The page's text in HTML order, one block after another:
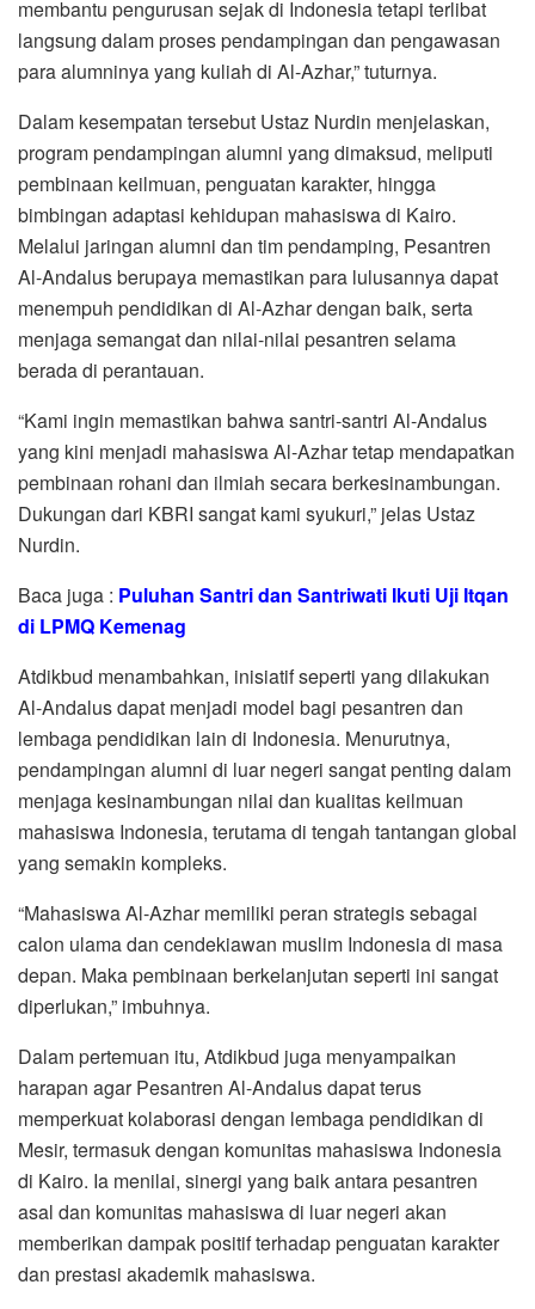
membantu pengurusan sejak di Indonesia tetapi terlibat
langsung dalam proses pendampingan dan pengawasan
para alumninya yang kuliah di Al-Azhar,” tuturnya.
Dalam kesempatan tersebut Ustaz Nurdin menjelaskan,
program pendampingan alumni yang dimaksud, meliputi
pembinaan keilmuan, penguatan karakter, hingga
bimbingan adaptasi kehidupan mahasiswa di Kairo.
Melalui jaringan alumni dan tim pendamping, Pesantren
Al-Andalus berupaya memastikan para lulusannya dapat
menempuh pendidikan di Al-Azhar dengan baik, serta
menjaga semangat dan nilai-nilai pesantren selama
berada di perantauan.
“Kami ingin memastikan bahwa santri-santri Al-Andalus
yang kini menjadi mahasiswa Al-Azhar tetap mendapatkan
pembinaan rohani dan ilmiah secara berkesinambungan.
Dukungan dari KBRI sangat kami syukuri,” jelas Ustaz
Nurdin.
Baca juga : Puluhan Santri dan Santriwati Ikuti Uji Itqan
di LPMQ Kemenag
Atdikbud menambahkan, inisiatif seperti yang dilakukan
Al-Andalus dapat menjadi model bagi pesantren dan
lembaga pendidikan lain di Indonesia. Menurutnya,
pendampingan alumni di luar negeri sangat penting dalam
menjaga kesinambungan nilai dan kualitas keilmuan
mahasiswa Indonesia, terutama di tengah tantangan global
yang semakin kompleks.
“Mahasiswa Al-Azhar memiliki peran strategis sebagai
calon ulama dan cendekiawan muslim Indonesia di masa
depan. Maka pembinaan berkelanjutan seperti ini sangat
diperlukan,” imbuhnya.
Dalam pertemuan itu, Atdikbud juga menyampaikan
harapan agar Pesantren Al-Andalus dapat terus
memperkuat kolaborasi dengan lembaga pendidikan di
Mesir, termasuk dengan komunitas mahasiswa Indonesia
di Kairo. Ia menilai, sinergi yang baik antara pesantren
asal dan komunitas mahasiswa di luar negeri akan
memberikan dampak positif terhadap penguatan karakter
dan prestasi akademik mahasiswa.